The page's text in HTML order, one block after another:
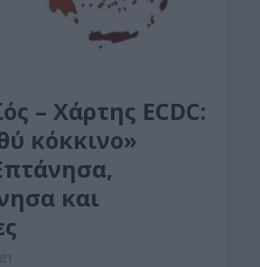
– Χάρτης ECDC:
κόκκινο»
και